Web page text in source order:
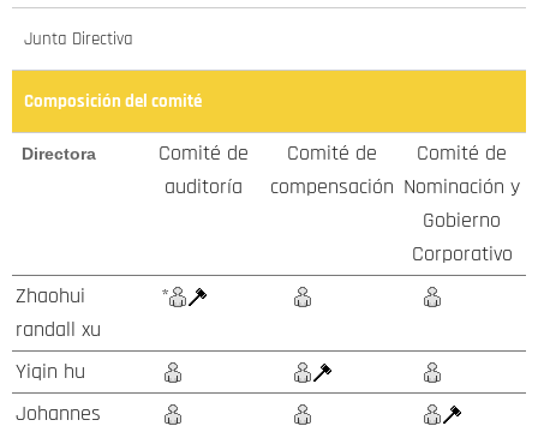
Junta Directiva
Composición del comité
Directora
Comité de
auditoría
Comité de
compensación
Comité de
Nominación y
Gobierno
Corporativo
Zhaohui
randall xu
*
Yiqin hu
Johannes